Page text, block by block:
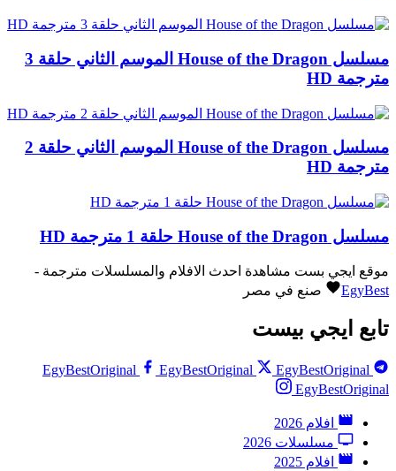
مسلسل House of the Dragon الموسم الثاني حلقة 3
مترجمة HD
مسلسل House of the Dragon الموسم الثاني حلقة 2
مترجمة HD
مسلسل House of the Dragon حلقة 1 مترجمة HD
موقع ايجي بست مشاهدة احدث الافلام والمسلسلات مترجمة -
EgyBest
صنع في مصر
تابع ايجي بيست
EgyBestOriginal EgyBestOriginal
EgyBestOriginal
EgyBestOriginal
افلام 2026
مسلسلات 2026
افلام 2025